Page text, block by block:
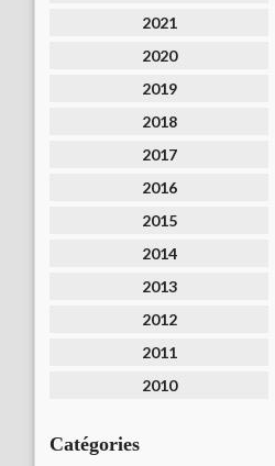
2021
2020
2019
2018
2017
2016
2015
2014
2013
2012
2011
2010
Catégories